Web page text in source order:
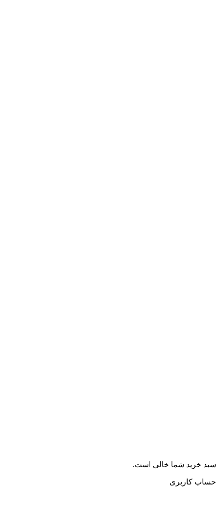
سبد خرید شما خالی است.
حساب کاربری